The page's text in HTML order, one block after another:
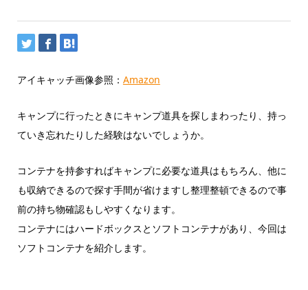
アイキャッチ画像参照： Amazon
キャンプに行ったときにキャンプ道具を探しまわったり、持っ
ていき忘れたりした経験はないでしょうか。
コンテナを持参すればキャンプに必要な道具はもちろん、他に
も収納できるので探す手間が省けますし整理整頓できるので事
前の持ち物確認もしやすくなります。
コンテナにはハードボックスとソフトコンテナがあり、今回は
ソフトコンテナを紹介します。